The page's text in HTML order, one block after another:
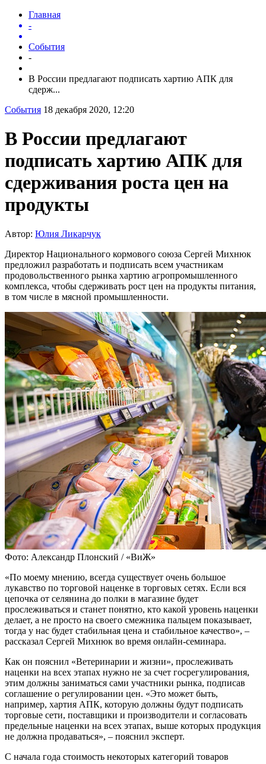
Главная
-
События
-
В России предлагают подписать хартию АПК для
сдерж...
События 18 декабря 2020, 12:20
В России предлагают
подписать хартию АПК для
сдерживания роста цен на
продукты
Автор: Юлия Ликарчук
Директор Национального кормового союза Сергей Михнюк
предложил разработать и подписать всем участникам
продовольственного рынка хартию агропромышленного
комплекса, чтобы сдерживать рост цен на продукты питания,
в том числе в мясной промышленности.
Фото: Александр Плонский / «ВиЖ»
«По моему мнению, всегда существует очень большое
лукавство по торговой наценке в торговых сетях. Если вся
цепочка от селянина до полки в магазине будет
прослеживаться и станет понятно, кто какой уровень наценки
делает, а не просто на своего смежника пальцем показывает,
тогда у нас будет стабильная цена и стабильное качество», –
рассказал Сергей Михнюк во время онлайн-семинара.
Как он пояснил «Ветеринарии и жизни», прослеживать
наценки на всех этапах нужно не за счет госрегулирования,
этим должны заниматься сами участники рынка, подписав
соглашение о регулировании цен. «Это может быть,
например, хартия АПК, которую должны будут подписать
торговые сети, поставщики и производители и согласовать
предельные наценки на всех этапах, выше которых продукция
не должна продаваться», – пояснил эксперт.
С начала года стоимость некоторых категорий товаров